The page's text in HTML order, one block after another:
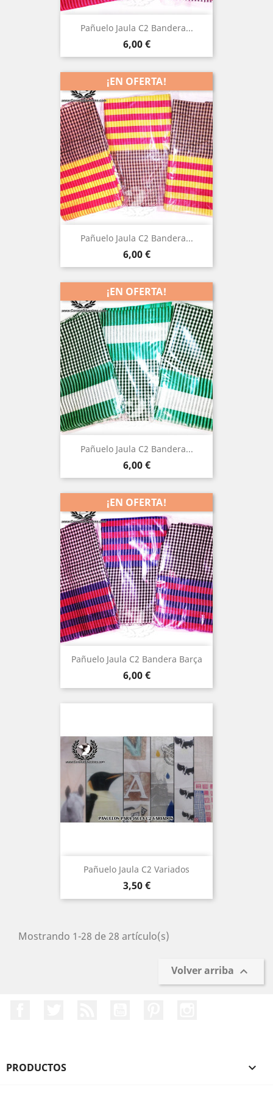
Pañuelo Jaula C2 Bandera...
Precio
6,00 €
Pañuelo Jaula C2 Bandera...
Precio
6,00 €
¡EN OFERTA!
Pañuelo Jaula C2 Bandera...
Precio
6,00 €
¡EN OFERTA!
Pañuelo Jaula C2 Bandera Barça
Precio
6,00 €
¡EN OFERTA!
Pañuelo Jaula C2 Variados
Precio
3,50 €
Mostrando 1-28 de 28 artículo(s)
Volver arriba 
PRODUCTOS 